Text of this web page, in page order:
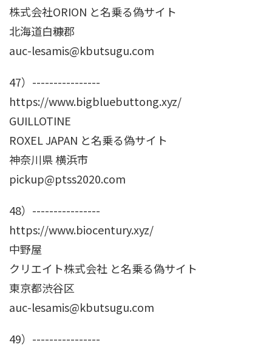
株式会社ORION と名乗る偽サイト
北海道白糠郡
auc-lesamis@kbutsugu.com
47）----------------
https://www.bigbluebuttong.xyz/
GUILLOTINE
ROXEL JAPAN と名乗る偽サイト
神奈川県 横浜市
pickup@ptss2020.com
48）----------------
https://www.biocentury.xyz/
中野屋
クリエイト株式会社 と名乗る偽サイト
東京都渋谷区
auc-lesamis@kbutsugu.com
49）----------------